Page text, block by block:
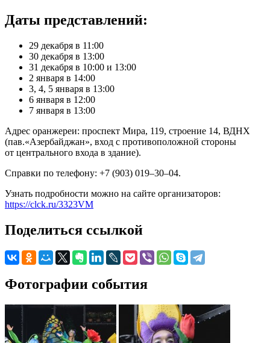
Даты представлений:
29 декабря в 11:00
30 декабря в 13:00
31 декабря в 10:00 и 13:00
2 января в 14:00
3, 4, 5 января в 13:00
6 января в 12:00
7 января в 13:00
Адрес оранжереи: проспект Мира, 119, строение 14, ВДНХ
(пав.«Азербайджан», вход с противоположной стороны
от центрального входа в здание).
Справки по телефону: +7 (903) 019–30–04.
Узнать подробности можно на сайте организаторов:
https://clck.ru/3323VM
Поделиться ссылкой
Фотографии события